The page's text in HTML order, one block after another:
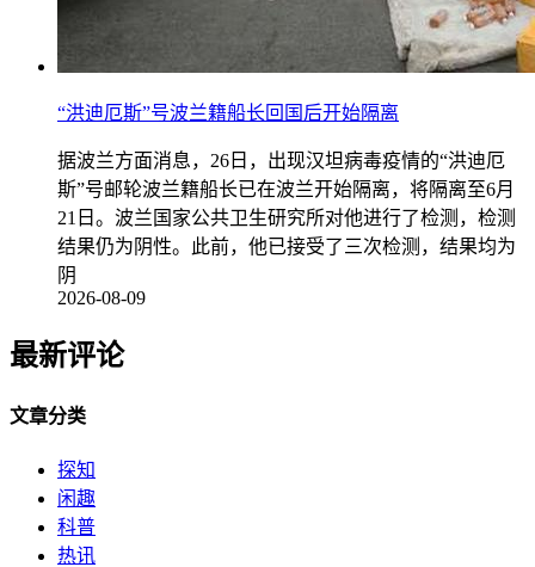
“洪迪厄斯”号波兰籍船长回国后开始隔离
据波兰方面消息，26日，出现汉坦病毒疫情的“洪迪厄
斯”号邮轮波兰籍船长已在波兰开始隔离，将隔离至6月
21日。波兰国家公共卫生研究所对他进行了检测，检测
结果仍为阴性。此前，他已接受了三次检测，结果均为
阴
2026-08-09
最新评论
文章分类
探知
闲趣
科普
热讯